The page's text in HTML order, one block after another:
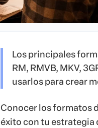
Los principales
RM, RMVB, MKV,
usarlos para crear
Conocer los formatos
éxito con tu estrategia